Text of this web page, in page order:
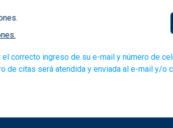
correcto ingreso de su e-mail y número de
de citas será atendida y enviada al e-mail y/o